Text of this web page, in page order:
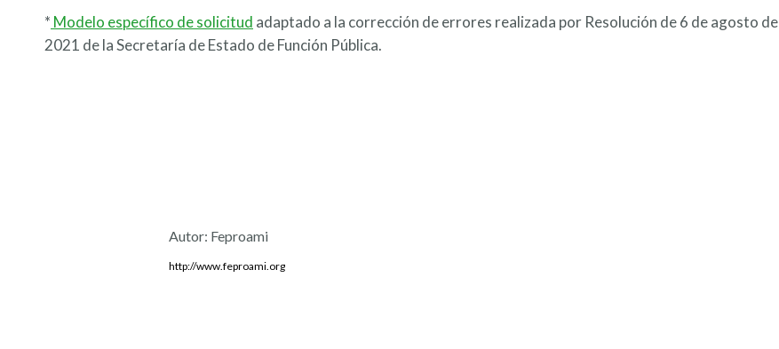
* Modelo específico de solicitud adaptado a la corrección de errores realizada por Resolución de 6 de agosto de
2021 de la Secretaría de Estado de Función Pública.
Autor: Feproami
http://www.feproami.org